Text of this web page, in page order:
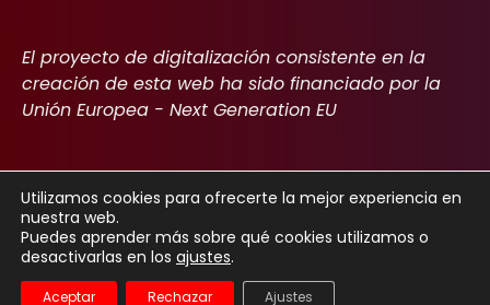
El proyecto de digitalización consistente en la
creación de esta web ha sido financiado por la
Unión Europea - Next Generation EU
Copyright 2022
Declaración de accesibilidad
Utilizamos cookies para ofrecerte la mejor experiencia en
nuestra web.
Puedes aprender más sobre qué cookies utilizamos o
desactivarlas en los ajustes.
Aceptar Rechazar Ajustes